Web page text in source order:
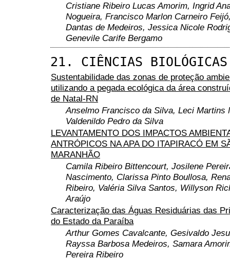
Cristiane Ribeiro Lucas Amorim, Ingrid
Nogueira, Francisco Marlon Carneiro
Dantas de Medeiros, Jessica Nicole
Genevile Carife Bergamo
21. CIÊNCIAS
Sustentabilidade das zonas de proteção
utilizando a pegada ecológica da área
de Natal-RN
Anselmo Francisco da Silva, Leci Martins
Valdenildo Pedro da Silva
LEVANTAMENTO DOS IMPACTOS
ANTRÓPICOS NA APA DO ITAPIRACÓ EM
MARANHÃO
Camila Ribeiro Bittencourt, Josilene
Nascimento, Clarissa Pinto Boullosa,
Ribeiro, Valéria Silva Santos, Willyson
Araújo
Caracterização das Águas Residuárias das
do Estado da Paraíba
Arthur Gomes Cavalcante, Gesivaldo
Rayssa Barbosa Medeiros, Samara
Pereira Ribeiro